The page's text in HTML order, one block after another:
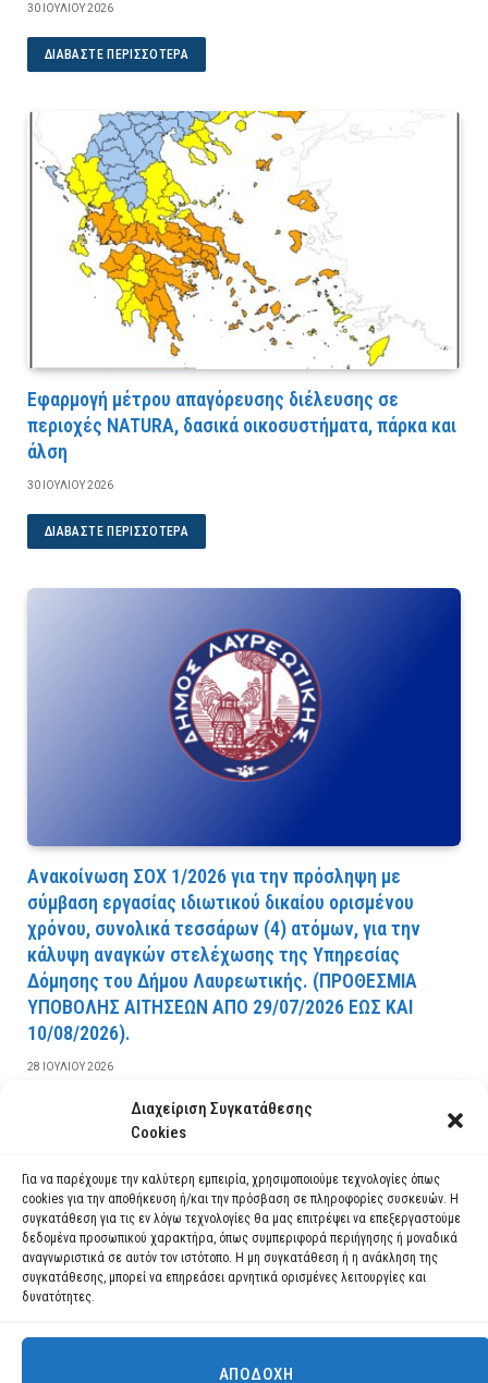
Διαχείριση Συγκατάθεσης
Cookies
Για να παρέχουμε την καλύτερη εμπειρία, χρησιμοποιούμε τεχνολογίες όπως
cookies για την αποθήκευση ή/και την πρόσβαση σε πληροφορίες συσκευών. Η
συγκατάθεση για τις εν λόγω τεχνολογίες θα μας επιτρέψει να επεξεργαστούμε
δεδομένα προσωπικού χαρακτήρα, όπως συμπεριφορά περιήγησης ή μοναδικά
αναγνωριστικά σε αυτόν τον ιστότοπο. Η μη συγκατάθεση ή η ανάκληση της
συγκατάθεσης, μπορεί να επηρεάσει αρνητικά ορισμένες λειτουργίες και
δυνατότητες.
ΑΠΟΔΟΧΉ
30 ΙΟΥΛΊΟΥ 2026
ΔΙΑΒΆΣΤΕ ΠΕΡΙΣΣΌΤΕΡΑ
Εφαρμογή μέτρου απαγόρευσης διέλευσης σε
περιοχές NATURA, δασικά οικοσυστήματα, πάρκα και
άλση
30 ΙΟΥΛΊΟΥ 2026
ΔΙΑΒΆΣΤΕ ΠΕΡΙΣΣΌΤΕΡΑ
Ανακοίνωση ΣΟΧ 1/2026 για την πρόσληψη με
σύμβαση εργασίας ιδιωτικού δικαίου ορισμένου
χρόνου, συνολικά τεσσάρων (4) ατόμων, για την
κάλυψη αναγκών στελέχωσης της Υπηρεσίας
Δόμησης του Δήμου Λαυρεωτικής. (ΠPOΘEΣMIA
YΠOBOΛHΣ AITHΣEΩN AΠO 29/07/2026 EΩΣ KAI
10/08/2026).
28 ΙΟΥΛΊΟΥ 2026
ΔΙΑΒΆΣΤΕ ΠΕΡΙΣΣΌΤΕΡΑ